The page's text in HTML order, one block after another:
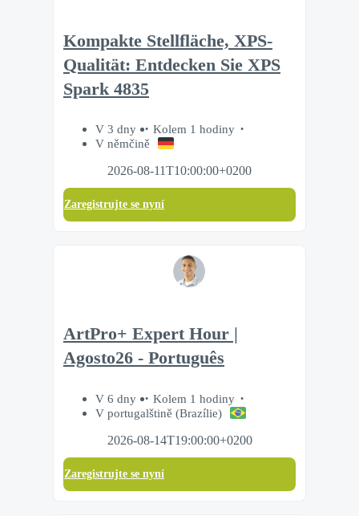
Kompakte Stellfläche, XPS-
Qualität: Entdecken Sie XPS
Spark 4835
V 3 dny
Kolem 1 hodiny
V němčině
2026-08-11T10:00:00+0200
Zaregistrujte se nyní
ArtPro+ Expert Hour |
Agosto26 - Português
V 6 dny
Kolem 1 hodiny
V portugalštině (Brazílie)
2026-08-14T19:00:00+0200
Zaregistrujte se nyní